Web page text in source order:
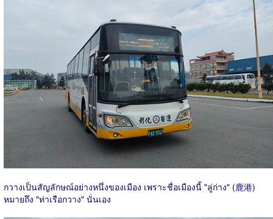
กวางเป็นสัญลักษณ์อย่างหนึ่งของเมือง เพราะชื่อเมืองนี้ "ลู่ก่าง" (鹿港)​
หมายถึง "ท่าเรือกวาง" นั่นเอง